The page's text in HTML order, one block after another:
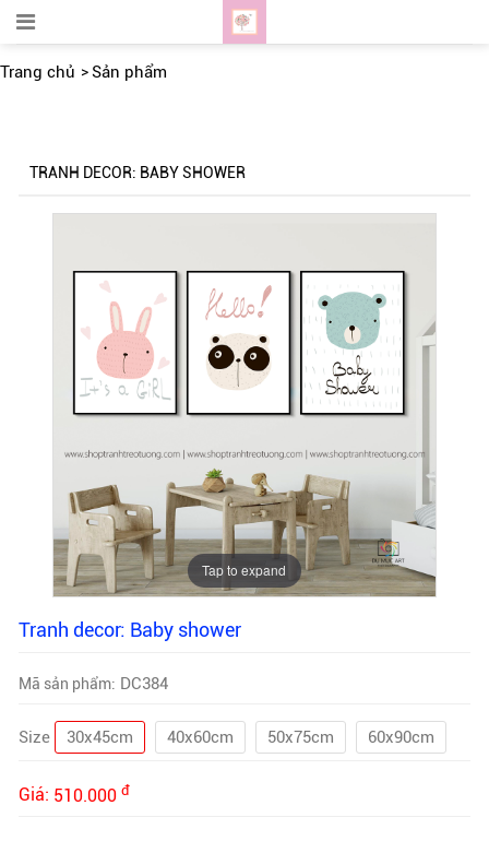
Trang chủ Sản phẩm
TRANH DECOR: BABY SHOWER
Tap to expand
Tranh decor: Baby shower
Mã sản phẩm: DC384
Size 30x45cm 40x60cm 50x75cm 60x90cm
Giá: 510.000 đ